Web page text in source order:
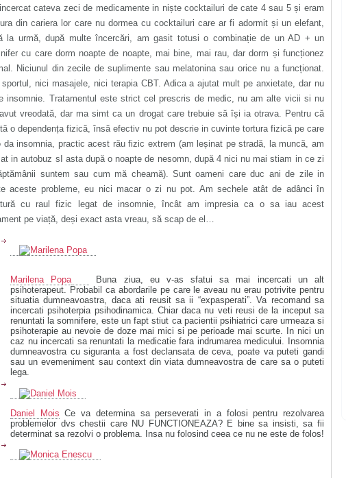
cateva zeci de medicamente in niște cocktailuri de cate 4 sau 5 și eram
din cariera lor care nu dormea cu cocktailuri care ar fi adormit și un elefant,
la urmă, după multe încercări, am gasit totusi o combinație de un AD + un
cu care dorm noapte de noapte, mai bine, mai rau, dar dorm și funcționez
Niciunul din zecile de suplimente sau melatonina sau orice nu a funcționat.
sportul, nici masajele, nici terapia CBT. Adica a ajutat mult pe anxietate, dar nu
insomnie. Tratamentul este strict cel prescris de medic, nu am alte vicii si nu
vreodată, dar ma simt ca un drogat care trebuie să își ia otrava. Pentru că
o dependența fizică, însă efectiv nu pot descrie in cuvinte tortura fizică pe care
da insomnia, practic acest rău fizic extrem (am leșinat pe stradă, la muncă, am
in autobuz sI asta după o noapte de nesomn, după 4 nici nu mai stiam in ce zi
suntem sau cum mă cheamă). Sunt oameni care duc ani de zile in
aceste probleme, eu nici macar o zi nu pot. Am sechele atât de adânci în
cu raul fizic legat de insomnie, încât am impresia ca o sa iau acest
pe viață, deși exact asta vreau, să scap de el…
Marilena Popa
Buna ziua, eu v-as sfatui sa mai incercati un alt
psihoterapeut. Probabil ca abordarile pe care le aveau nu erau potrivite pentru
situatia dumneavoastra, daca ati reusit sa ii “expasperati”. Va recomand sa
incercati psihoterpia psihodinamica. Chiar daca nu veti reusi de la inceput sa
renuntati la somnifere, este un fapt stiut ca pacientii psihiatrici care urmeaza si
psihoterapie au nevoie de doze mai mici si pe perioade mai scurte. In nici un
caz nu incercati sa renuntati la medicatie fara indrumarea medicului. Insomnia
dumneavostra cu siguranta a fost declansata de ceva, poate va puteti gandi
sau un evemeniment sau context din viata dumneavostra de care sa o puteti
lega.
Daniel Mois Ce va determina sa perseverati in a folosi pentru rezolvarea
problemelor dvs chestii care NU FUNCTIONEAZA? E bine sa insisti, sa fii
determinat sa rezolvi o problema. Insa nu folosind ceea ce nu ne este de folos!